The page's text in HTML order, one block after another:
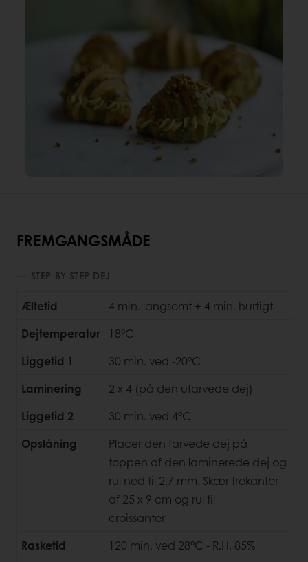
FREMGANGSMÅDE
STEP-BY-STEP DEJ
Æltetid
4 min. langsomt + 4 min. hurtigt
Dejtemperatur
18°C
Liggetid 1
30 min. ved -20°C
Laminering
2 x 4 (på den ufarvede dej)
Liggetid 2
30 min. ved 4°C
Opslåning
Placer den farvede dej på
toppen af den laminerede dej og
rul ned til 2,7 mm. Skær trekanter
af 25 x 9 cm og rul til
croissanter
Rasketid
120 min. ved 28°C - R.H. 85%